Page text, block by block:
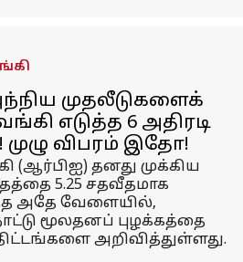
முதலீடுகளைக்
எடுத்த 6 அதிரடி
விபரம் இதோ!
(ஆர்பிஐ) தனது முக்கிய
5.25 சதவீதமாக
அதே வேளையில்,
மூலதனப் புழக்கத்தை
அறிவித்துள்ளது.